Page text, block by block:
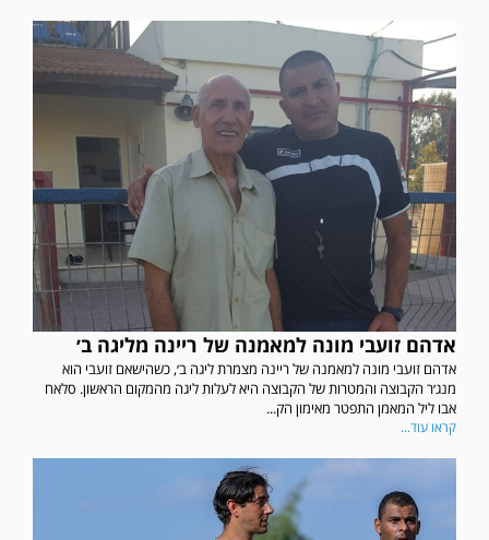
אדהם זועבי מונה למאמנה של ריינה מליגה ב׳
אדהם זועבי מונה למאמנה של ריינה מצמרת ליגה ב׳, כשהישאם זועבי הוא
מנג׳ר הקבוצה והמטרות של הקבוצה היא לעלות ליגה מהמקום הראשון. סלאח
אבו ליל המאמן התפטר מאימון הק...
קראו עוד...